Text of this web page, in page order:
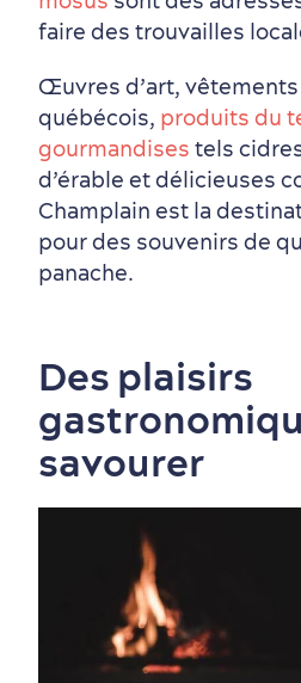
Saisons et climat
Culture animée
Nature à proximité
écoresponsable
faire des trouvailles
Œuvres d’art,
québécois, produits du
gourmandises tels
d’érable et délicieuses
Champlain est la
pour des souvenirs de
panache.
Des plaisirs
savourer